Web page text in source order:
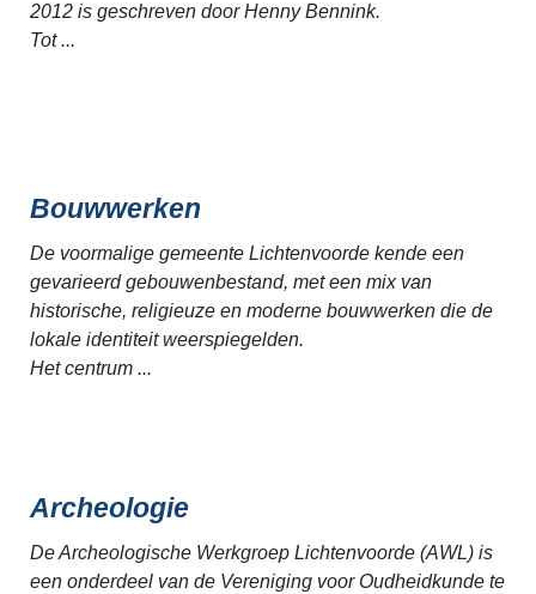
2012 is geschreven door Henny Bennink.
Tot ...
Bouwwerken
De voormalige gemeente Lichtenvoorde kende een
gevarieerd gebouwenbestand, met een mix van
historische, religieuze en moderne bouwwerken die de
lokale identiteit weerspiegelden.
Het centrum ...
Archeologie
De Archeologische Werkgroep Lichtenvoorde (AWL) is
een onderdeel van de Vereniging voor Oudheidkunde te